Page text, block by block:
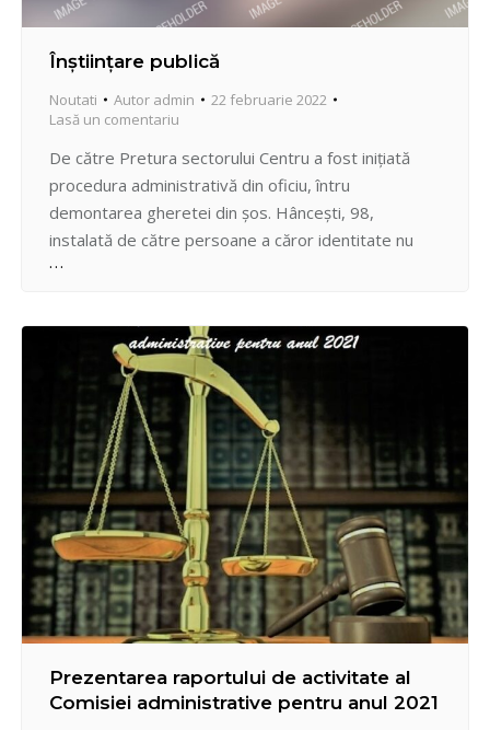
Înștiințare publică
Noutati Autor admin
22 februarie 2022
Lasă un comentariu
De către Pretura sectorului Centru a fost inițiată
procedura administrativă din oficiu, întru
demontarea gheretei din șos. Hâncești, 98,
instalată de către persoane a căror identitate nu
este cunoscută. Solicităm persoanelor care pot
administrativă nominalizată, să se adreseze la
Pretura sectorului Centru, str. Bulgară, 43, bir. 12-
13, Secția…
Prezentarea raportului de activitate al
Comisiei administrative pentru anul 2021